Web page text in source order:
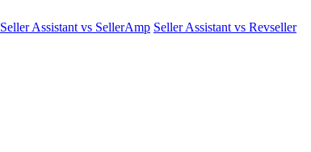
Seller Assistant vs SellerAmp Seller Assistant vs Revseller